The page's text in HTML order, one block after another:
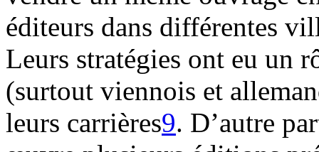
éditeurs dans différentes
Leurs stratégies ont eu un
(surtout viennois et
leurs carrières9. D’autre